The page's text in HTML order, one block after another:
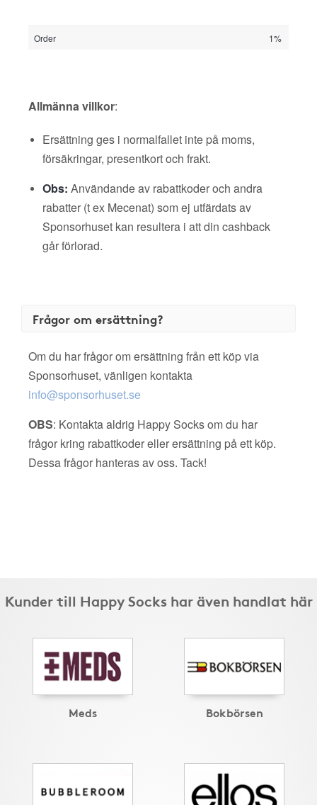
Order 1%
Allmänna villkor:
Ersättning ges i normalfallet inte på moms,
försäkringar, presentkort och frakt.
Obs: Användande av rabattkoder och andra
rabatter (t ex Mecenat) som ej utfärdats av
Sponsorhuset kan resultera i att din cashback
går förlorad.
Frågor om ersättning?
Om du har frågor om ersättning från ett köp via
Sponsorhuset, vänligen kontakta
info@sponsorhuset.se
OBS: Kontakta aldrig Happy Socks om du har
frågor kring rabattkoder eller ersättning på ett köp.
Dessa frågor hanteras av oss. Tack!
Kunder till Happy Socks har även handlat här
Meds Bokbörsen